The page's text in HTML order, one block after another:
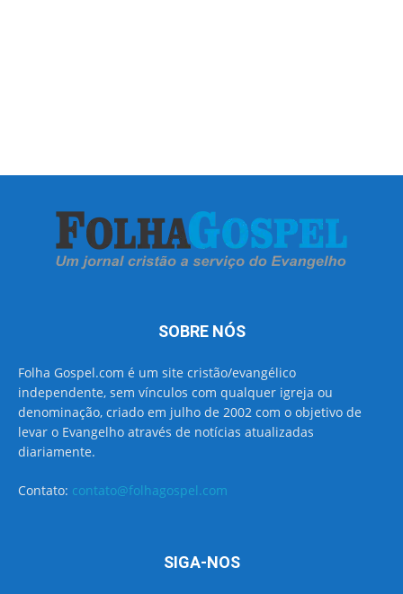
SOBRE NÓS
Folha Gospel.com é um site cristão/evangélico
independente, sem vínculos com qualquer igreja ou
denominação, criado em julho de 2002 com o objetivo de
levar o Evangelho através de notícias atualizadas
diariamente.
Contato: contato@folhagospel.com
SIGA-NOS